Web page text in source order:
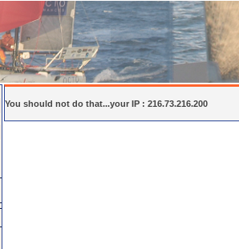
You should not do that...your IP : 216.73.216.200